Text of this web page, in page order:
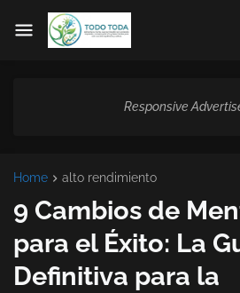
Responsive
Home alto rendimiento
9 Cambios de
para el Éxito: La
Definitiva para la